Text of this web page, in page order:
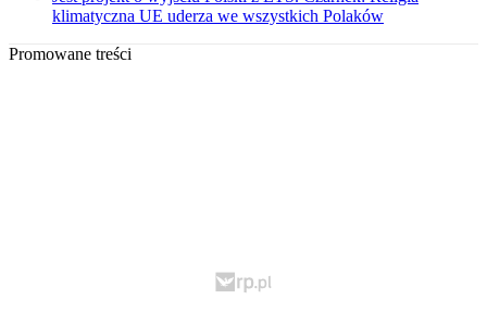
klimatyczna UE uderza we wszystkich Polaków
Promowane treści